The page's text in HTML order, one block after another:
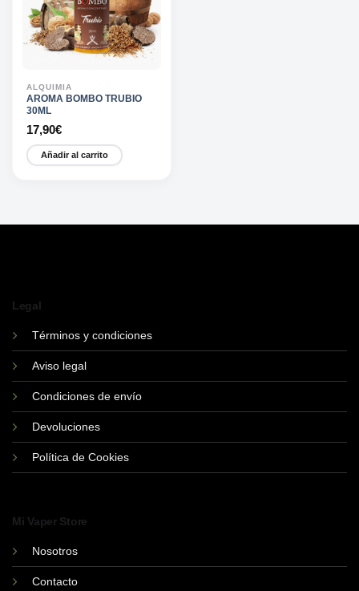
ALQUIMIA
AROMA BOMBO TRUBIO
30ML
17,90€
Añadir al carrito
Legal
Términos y condiciones
Aviso legal
Condiciones de envío
Devoluciones
Política de Cookies
Mi Vaper Store
Nosotros
Contacto